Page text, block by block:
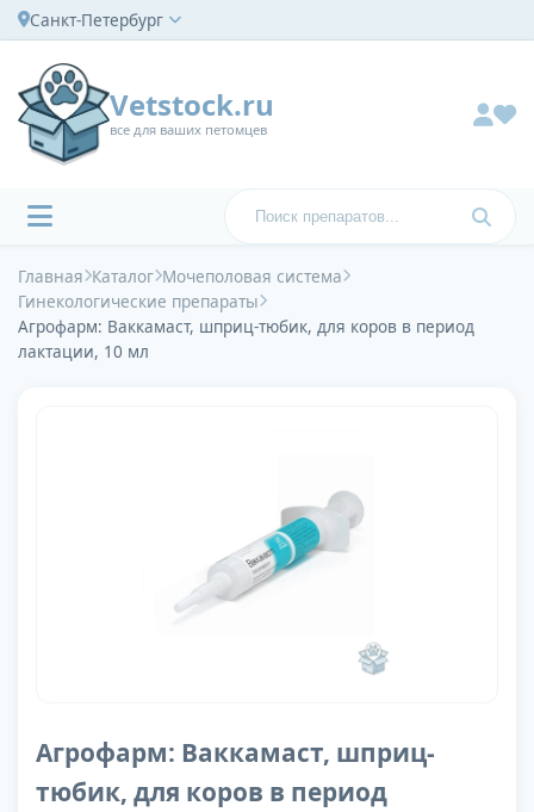
Санкт-Петербург
Vetstock.ru
все для ваших петомцев
Главная Каталог Мочеполовая система
Гинекологические препараты
Агрофарм: Ваккамаст, шприц-тюбик, для коров в период
лактации, 10 мл
Агрофарм: Ваккамаст, шприц-
тюбик, для коров в период